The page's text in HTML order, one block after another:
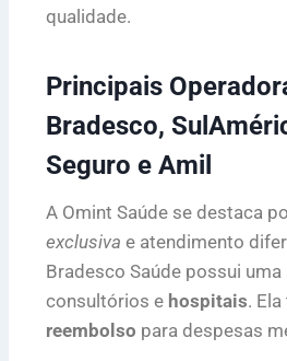
qualidade.
Principais
Bradesco,
Seguro e Amil
A Omint Saúde se destaca
exclusiva e atendimento
Bradesco Saúde possui uma
consultórios e hospitais.
reembolso para despesas